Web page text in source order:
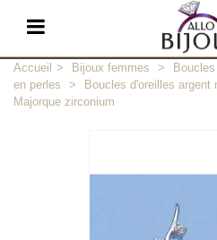
Accueil > Bijoux femmes >
en perles
>
Boucles d'oreilles
Majorque zirconium